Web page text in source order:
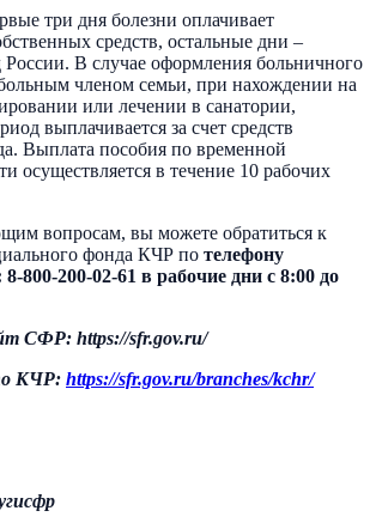
три дня болезни оплачивает
средств, остальные дни –
В случае оформления больничного
членом семьи, при нахождении на
или лечении в санатории,
выплачивается за счет средств
Выплата пособия по временной
осуществляется в течение 10 рабочих
вопросам, вы можете обратиться к
фонда КЧР по телефону
8-800-200-02-61 в рабочие дни с 8:00 до
СФР: https://sfr.gov.ru/
КЧР: https://sfr.gov.ru/branches/kchr/